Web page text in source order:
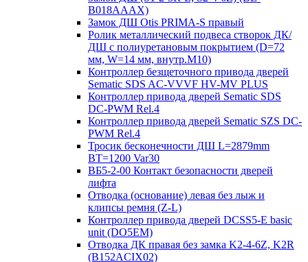
B018AAAX)
Замок ДШ Otis PRIMA-S правый
Ролик металлический подвеса створок ДК/
ДШ с полиуретановым покрытием (D=72
мм, W=14 мм, внутр.М10)
Контроллер безщеточного привода дверей
Sematiс SDS AC-VVVF HV-MV PLUS
Контроллер привода дверей Sematic SDS
DC-PWM Rel.4
Контроллер привода дверей Sematic SZS DC-
PWM Rel.4
Тросик бесконечности ДШ L=2879mm
BT=1200 Var30
ВБ5-2-00 Контакт безопасности дверей
лифта
Отводка (основание) левая без лыж и
клипсы ремня (Z-L)
Контроллер привода дверей DCSS5-E basic
unit (DO5EM)
Отводка ДК правая без замка K2-4-6Z, K2R
(B152ACIX02)